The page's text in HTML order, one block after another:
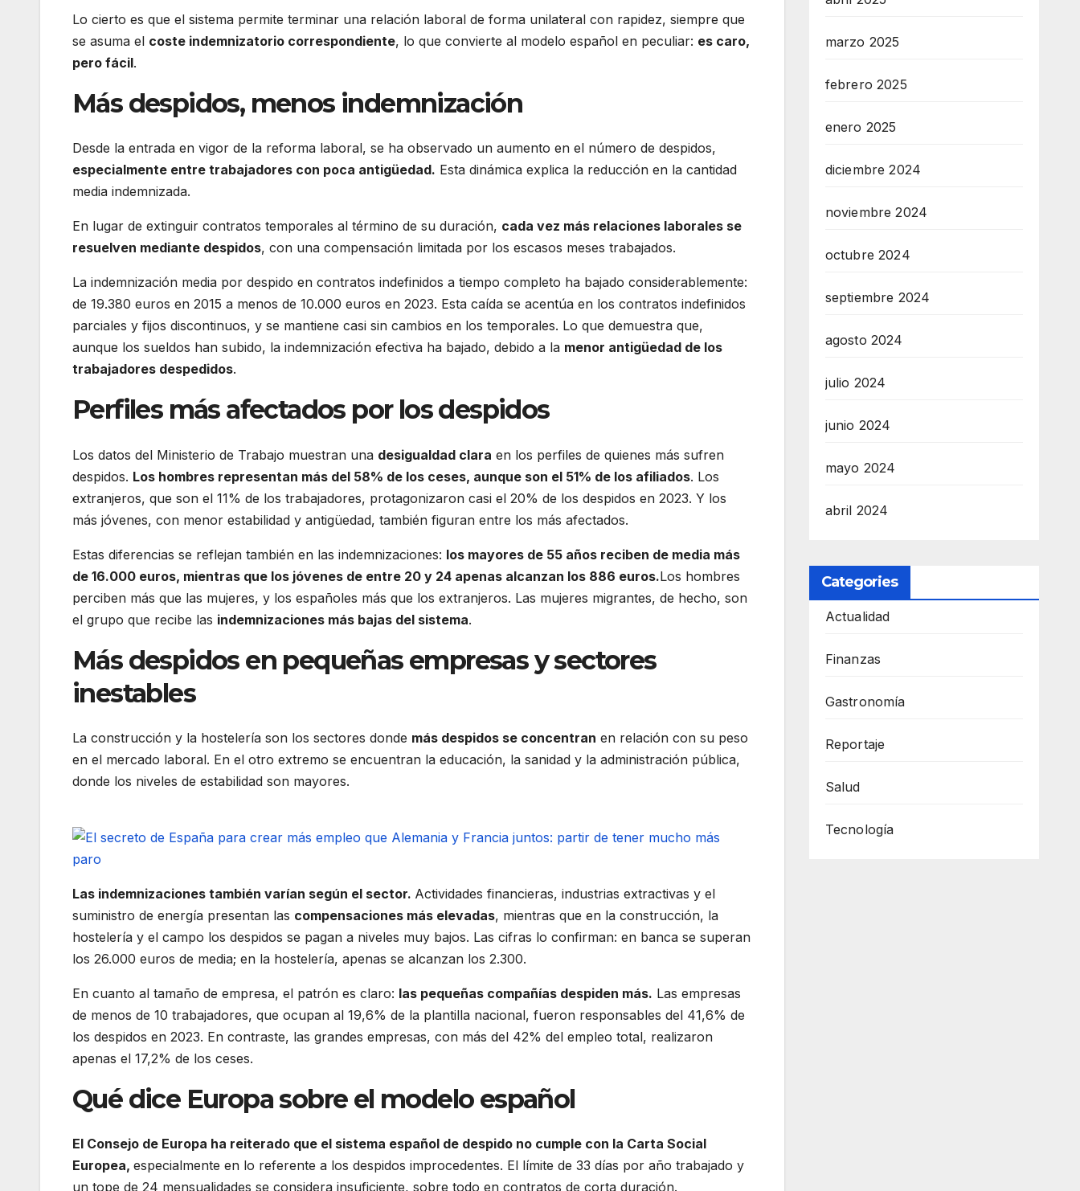
Lo cierto es que el sistema permite terminar una relación laboral de forma unilateral con rapidez, siempre que
se asuma el coste indemnizatorio correspondiente, lo que convierte al modelo español en peculiar: es caro,
pero fácil.
Más despidos, menos indemnización
Desde la entrada en vigor de la reforma laboral, se ha observado un aumento en el número de despidos,
especialmente entre trabajadores con poca antigüedad. Esta dinámica explica la reducción en la cantidad
media indemnizada.
En lugar de extinguir contratos temporales al término de su duración, cada vez más relaciones laborales se
resuelven mediante despidos, con una compensación limitada por los escasos meses trabajados.
La indemnización media por despido en contratos indefinidos a tiempo completo ha bajado considerablemente:
de 19.380 euros en 2015 a menos de 10.000 euros en 2023. Esta caída se acentúa en los contratos indefinidos
parciales y fijos discontinuos, y se mantiene casi sin cambios en los temporales. Lo que demuestra que,
aunque los sueldos han subido, la indemnización efectiva ha bajado, debido a la menor antigüedad de los
trabajadores despedidos.
Perfiles más afectados por los despidos
Los datos del Ministerio de Trabajo muestran una desigualdad clara en los perfiles de quienes más sufren
despidos. Los hombres representan más del 58% de los ceses, aunque son el 51% de los afiliados. Los
extranjeros, que son el 11% de los trabajadores, protagonizaron casi el 20% de los despidos en 2023. Y los
más jóvenes, con menor estabilidad y antigüedad, también figuran entre los más afectados.
Estas diferencias se reflejan también en las indemnizaciones: los mayores de 55 años reciben de media más
de 16.000 euros, mientras que los jóvenes de entre 20 y 24 apenas alcanzan los 886 euros.Los hombres
perciben más que las mujeres, y los españoles más que los extranjeros. Las mujeres migrantes, de hecho, son
el grupo que recibe las indemnizaciones más bajas del sistema.
Más despidos en pequeñas empresas y sectores
inestables
La construcción y la hostelería son los sectores donde más despidos se concentran en relación con su peso
en el mercado laboral. En el otro extremo se encuentran la educación, la sanidad y la administración pública,
donde los niveles de estabilidad son mayores.
Las indemnizaciones también varían según el sector. Actividades financieras, industrias extractivas y el
suministro de energía presentan las compensaciones más elevadas, mientras que en la construcción, la
hostelería y el campo los despidos se pagan a niveles muy bajos. Las cifras lo confirman: en banca se superan
los 26.000 euros de media; en la hostelería, apenas se alcanzan los 2.300.
En cuanto al tamaño de empresa, el patrón es claro: las pequeñas compañías despiden más. Las empresas
de menos de 10 trabajadores, que ocupan al 19,6% de la plantilla nacional, fueron responsables del 41,6% de
los despidos en 2023. En contraste, las grandes empresas, con más del 42% del empleo total, realizaron
apenas el 17,2% de los ceses.
Qué dice Europa sobre el modelo español
El Consejo de Europa ha reiterado que el sistema español de despido no cumple con la Carta Social
Europea, especialmente en lo referente a los despidos improcedentes. El límite de 33 días por año trabajado y
un tope de 24 mensualidades se considera insuficiente, sobre todo en contratos de corta duración.
marzo 2025
febrero 2025
enero 2025
diciembre 2024
noviembre 2024
octubre 2024
septiembre 2024
agosto 2024
julio 2024
junio 2024
mayo 2024
abril 2024
Categories
Actualidad
Finanzas
Gastronomía
Reportaje
Salud
Tecnología